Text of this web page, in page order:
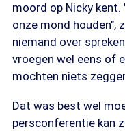
moord op Nicky
onze mond houden",
niemand over
vroegen wel eens of
mochten niets
Dat was best wel
persconferentie kan